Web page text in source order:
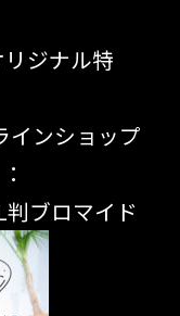
リジナル特
ンショップ
ブロマイド